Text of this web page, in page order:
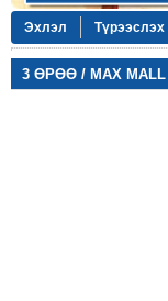
Эхлэл Түрээслэх
3 ӨРӨӨ / MAX MALL